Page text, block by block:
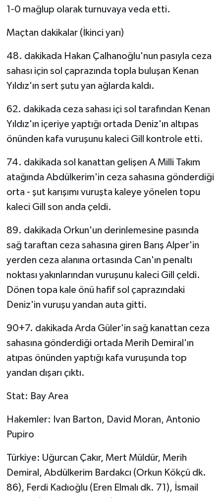
1-0 mağlup olarak turnuvaya veda etti.
Maçtan dakikalar (İkinci yarı)
48. dakikada Hakan Çalhanoğlu'nun pasıyla ceza
sahası için sol çaprazında topla buluşan Kenan
Yıldız'ın sert şutu yan ağlarda kaldı.
62. dakikada ceza sahası içi sol tarafından Kenan
Yıldız'ın içeriye yaptığı ortada Deniz'ın altıpas
önünden kafa vuruşunu kaleci Gill kontrole etti.
74. dakikada sol kanattan gelişen A Milli Takım
atağında Abdülkerim'in ceza sahasına gönderdiği
orta - şut karışımı vuruşta kaleye yönelen topu
kaleci Gill son anda çeldi.
89. dakikada Orkun'un derinlemesine pasında
sağ taraftan ceza sahasına giren Barış Alper'in
yerden ceza alanına ortasında Can'ın penaltı
noktası yakınlarından vuruşunu kaleci Gill çeldi.
Dönen topa kale önü hafif sol çaprazındaki
Deniz'in vuruşu yandan auta gitti.
90+7. dakikada Arda Güler'in sağ kanattan ceza
sahasına gönderdiği ortada Merih Demiral'ın
atıpas önünden yaptığı kafa vuruşunda top
yandan dışarı çıktı.
Stat: Bay Area
Hakemler: Ivan Barton, David Moran, Antonio
Pupiro
Türkiye: Uğurcan Çakır, Mert Müldür, Merih
Demiral, Abdülkerim Bardakcı (Orkun Kökçü dk.
86), Ferdi Kadıoğlu (Eren Elmalı dk. 71), İsmail